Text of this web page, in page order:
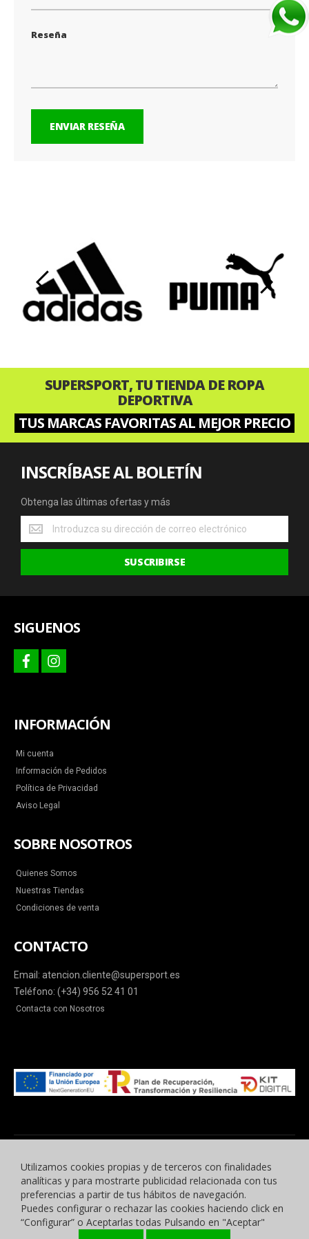
Reseña
ENVIAR RESEÑA
‹ ›
SUPERSPORT, TU TIENDA DE ROPA
DEPORTIVA
TUS MARCAS FAVORITAS AL MEJOR PRECIO
INSCRÍBASE AL BOLETÍN
Obtenga las últimas ofertas y más
Obtenga
las
últimas
y
SUSCRIBIRSE
SIGUENOS
facebookinstagram
INFORMACIÓN
Mi cuenta
Información de Pedidos
Política de Privacidad
Aviso Legal
SOBRE NOSOTROS
Quienes Somos
Nuestras Tiendas
Condiciones de venta
CONTACTO
Email: atencion.cliente@supersport.es
Teléfono: (+34) 956 52 41 01
Contacta con Nosotros
© 2015 -2023 Benyben Ropa Deportiva. Todos los derechos reservados.
Utilizamos cookies propias y de terceros con finalidades
analíticas y para mostrarte publicidad relacionada con tus
preferencias a partir de tus hábitos de navegación.
Puedes configurar o rechazar las cookies haciendo click en
“Configurar” o Aceptarlas todas Pulsando en "Aceptar"